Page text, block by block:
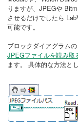
りますが、JPEGや
させるだけでしたら
可能です。
ブロックダイアグラム
JPEGファイルを読み取
ます。 具体的な方法と